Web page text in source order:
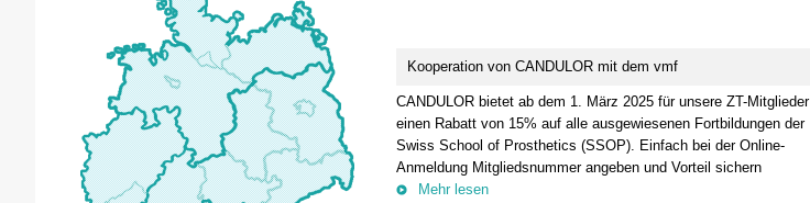
Kooperation von CANDULOR mit dem vmf
CANDULOR bietet ab dem 1. März 2025 für unsere ZT-Mitglieder
einen Rabatt von 15% auf alle ausgewiesenen Fortbildungen der
Swiss School of Prosthetics (SSOP). Einfach bei der Online-
Anmeldung Mitgliedsnummer angeben und Vorteil sichern
Mehr lesen